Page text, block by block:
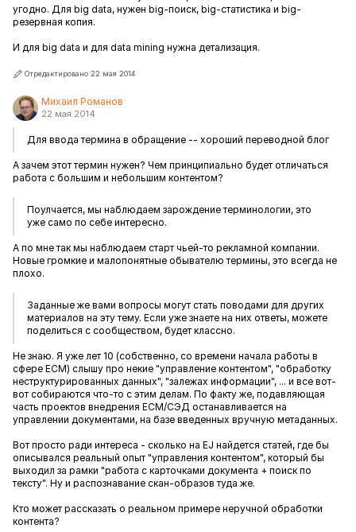
угодно. Для big data, нужен big-поиск, big-статистика и big-
резервная копия.
И для big data и для data mining нужна детализация.
Отредактировано 22 мая 2014
Михаил Романов
22 мая 2014
Для ввода термина в обращение -- хороший переводной блог
А зачем этот термин нужен? Чем принципиально будет отличаться
работа с большим и небольшим контентом?
Поулчается, мы наблюдаем зарождение терминологии, это
уже само по себе интересно.
А по мне так мы наблюдаем старт чьей-то рекламной компании.
Новые громкие и малопонятные обывателю термины, это всегда не
плохо.
Заданные же вами вопросы могут стать поводами для других
материалов на эту тему. Если уже знаете на них ответы, можете
поделиться с сообществом, будет классно.
Не знаю. Я уже лет 10 (собственно, со времени начала работы в
сфере ECM) слышу про некие "управление контентом", "обработку
неструктурированных данных", "залежах информации", ... и все вот-
вот собираются что-то с этим делам. По факту же, подавляющая
часть проектов внедрения ECM/СЭД останавливается на
управлении документами, на базе введенных вручную метаданных.
Вот просто ради интереса - сколько на EJ найдется статей, где бы
описывался реальный опыт "управления контентом", который бы
выходил за рамки "работа с карточками документа + поиск по
тексту". Ну и распознавание скан-образов туда же.
Кто может рассказать о реальном примере неручной обработки
контента?